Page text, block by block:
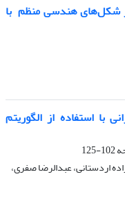
شکل‌های هندسی منظم با
استفاده از الگوریتم
102-125
اردستانی، عبدالرضا صفری،